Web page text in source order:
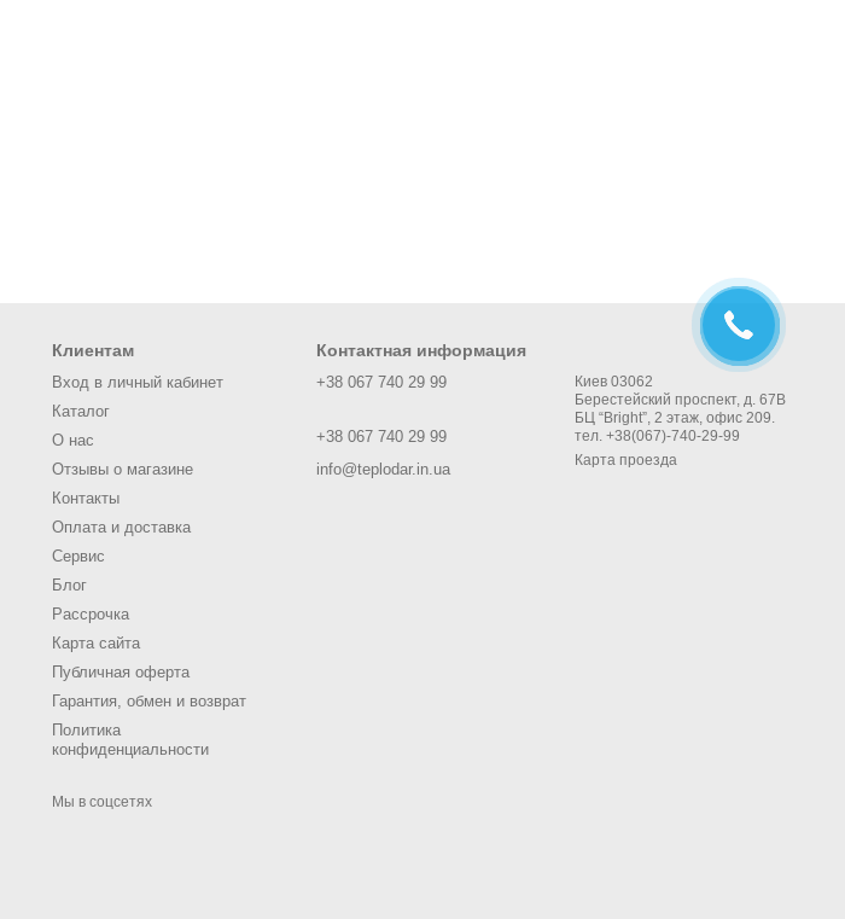
Клиентам
Вход в личный кабинет
Каталог
О нас
Отзывы о магазине
Контакты
Оплата и доставка
Сервис
Блог
Рассрочка
Карта сайта
Публичная оферта
Гарантия, обмен и возврат
Политика
конфиденциальности
Мы в соцсетях
Контактная информация
+38 067 740 29 99
+38 067 740 29 99
info@teplodar.in.ua
Киев 03062
Берестейский проспект, д. 67В
БЦ “Bright”, 2 этаж, офис 209.
тел. +38(067)-740-29-99
Карта проезда